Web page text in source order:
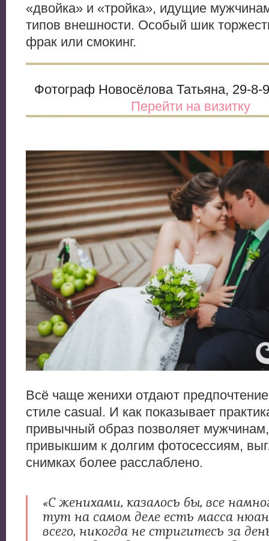
«двойка» и «тройка», идущие
типов внешности. Особый шик
фрак или смокинг.
Фотограф Новосёлова Татьяна, 29-8-
Перейти на визитку
Всё чаще женихи отдают
стиле casual. И как показывает
привычный образ позволяет
привыкшим к долгим фотосессиям,
снимках более расслаблено.
«С женихами, казалось бы, все
тут на самом деле есть масса
всего, никогда не стригитесь за